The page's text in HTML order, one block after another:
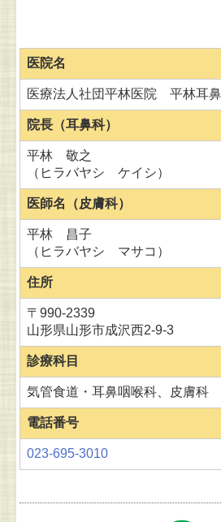
医院名
医療法人社団平林医院 平林耳
院長（耳鼻科）
平林 敬之
（ヒラバヤシ ケイシ）
医師名（皮膚科）
平林 昌子
（ヒラバヤシ マサコ）
住所
〒990-2339
山形県山形市成沢西2-9-3
診療科目
気管食道・耳鼻咽喉科、皮膚科
電話番号
023-695-3010